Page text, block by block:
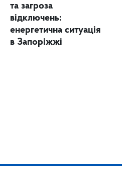
та загроза
відключень:
енергетична ситуація
в Запоріжжі